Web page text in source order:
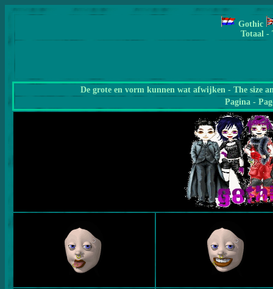
Gothic
Totaal -
De grote en vorm kunnen wat afwijken - The size
Pagina -